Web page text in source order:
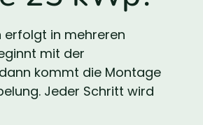
erfolgt in mehreren
mit der
kommt die Montage
Jeder Schritt wird